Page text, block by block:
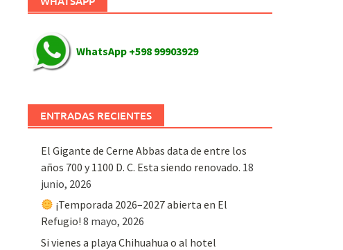
WhatsApp +598 99903929
ENTRADAS RECIENTES
El Gigante de Cerne Abbas data de entre los
años 700 y 1100 D. C. Esta siendo renovado. 18
junio, 2026
¡Temporada 2026–2027 abierta en El
Refugio! 8 mayo, 2026
Si vienes a playa Chihuahua o al hotel